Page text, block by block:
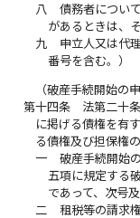
八
債務者につい
があるときは、
九
申立人又は代
番号を含む。）
（破産手続開始の
第十四条
法第二十
に掲げる債権を有
る債権及び担保権
一
破産手続開始
五項に規定する
であって、次号
二
租税等の請求